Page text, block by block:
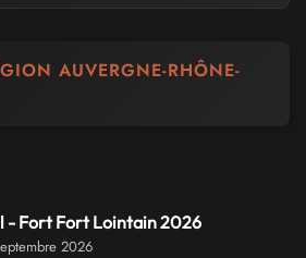
AUVERGNE-RHÔNE-
- Fort Fort Lointain 2026
2026